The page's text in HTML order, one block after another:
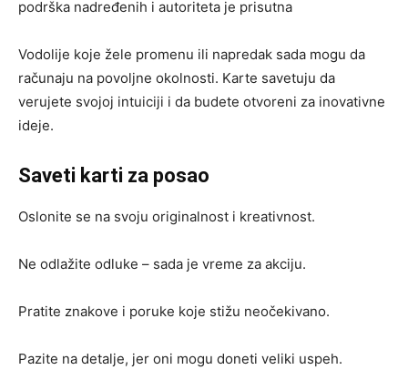
podrška nadređenih i autoriteta je prisutna
Vodolije koje žele promenu ili napredak sada mogu da
računaju na povoljne okolnosti. Karte savetuju da
verujete svojoj intuiciji i da budete otvoreni za inovativne
ideje.
Saveti karti za posao
Oslonite se na svoju originalnost i kreativnost.
Ne odlažite odluke – sada je vreme za akciju.
Pratite znakove i poruke koje stižu neočekivano.
Pazite na detalje, jer oni mogu doneti veliki uspeh.